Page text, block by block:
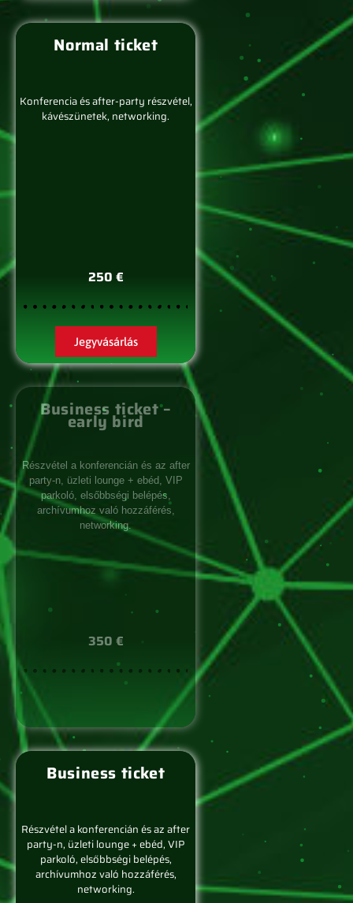
Normal ticket
Konferencia és after-party részvétel,
kávészünetek, networking.
250 €
Jegyvásárlás
Business ticket –
early bird
Részvétel a konferencián és az after
party-n, üzleti lounge + ebéd, VIP
parkoló, elsőbbségi belépés,
archívumhoz való hozzáférés,
networking.
350 €
Business ticket
Részvétel a konferencián és az after
party-n, üzleti lounge + ebéd, VIP
parkoló, elsőbbségi belépés,
archívumhoz való hozzáférés,
networking.